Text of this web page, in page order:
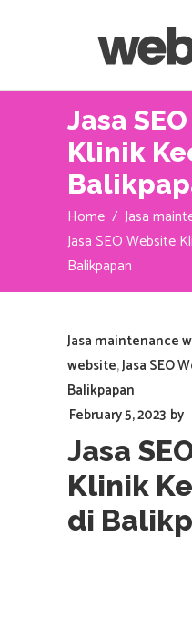
Jasa
Klinik
Home / Jasa
Jasa SEO Website
Balikpapan
Jasa maintenance
website,Jasa SEO
Balikpapan
February 5, 2023 by
Jasa
Klinik
di